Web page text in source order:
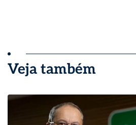
Veja também